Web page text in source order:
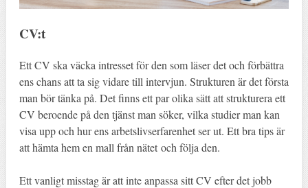
CV:t
Ett CV ska väcka intresset för den som läser det och förbättra
ens chans att ta sig vidare till intervjun. Strukturen är det första
man bör tänka på. Det finns ett par olika sätt att strukturera ett
CV beroende på den tjänst man söker, vilka studier man kan
visa upp och hur ens arbetslivserfarenhet ser ut. Ett bra tips är
att hämta hem en mall från nätet och följa den.
Ett vanligt misstag är att inte anpassa sitt CV efter det jobb